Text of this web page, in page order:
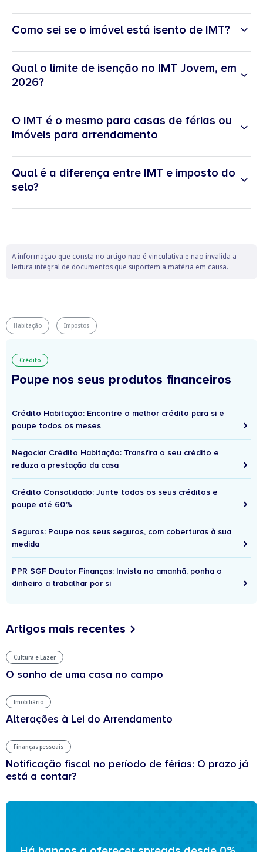
Como sei se o imóvel está isento de IMT?
Qual o limite de isenção no IMT Jovem, em
2026?
O IMT é o mesmo para casas de férias ou
imóveis para arrendamento
Qual é a diferença entre IMT e imposto do
selo?
A informação que consta no artigo não é vinculativa e não invalida a
leitura integral de documentos que suportem a matéria em causa.
Habitação Impostos
Crédito
Poupe nos seus produtos financeiros
Crédito Habitação: Encontre o melhor crédito para si e
poupe todos os meses
Negociar Crédito Habitação: Transfira o seu crédito e
reduza a prestação da casa
Crédito Consolidado: Junte todos os seus créditos e
poupe até 60%
Seguros: Poupe nos seus seguros, com coberturas à sua
medida
PPR SGF Doutor Finanças: Invista no amanhã, ponha o
dinheiro a trabalhar por si
Artigos mais recentes
Cultura e Lazer
O sonho de uma casa no campo
Imobiliário
Alterações à Lei do Arrendamento
Finanças pessoais
Notificação fiscal no período de férias: O prazo já
está a contar?